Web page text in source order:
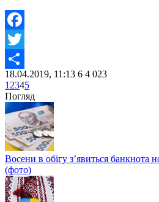
Facebook
Twitter
Share
18.04.2019, 11:13 6 4 023
1 2345
Погляд
Восени в обігу з’явиться банкнота
(фото)